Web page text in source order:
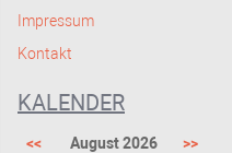
Impressum
Kontakt
KALENDER
<< August 2026
>>